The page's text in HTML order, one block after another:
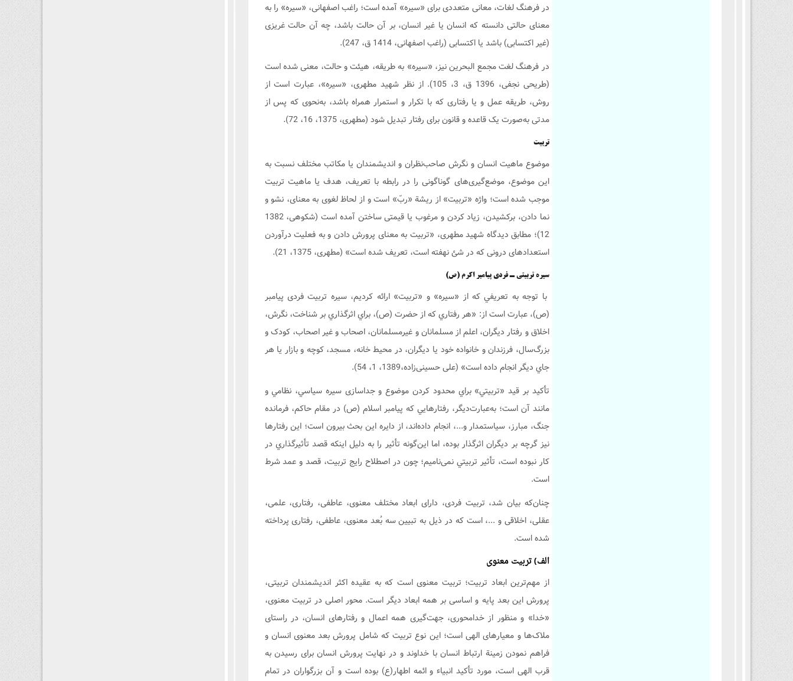
در فرهنگ لغات، معانی متعددی برای «سیره» آمده است؛ راغب اصفهانی، «سیره» را به
معنای حالتی دانسته که انسان یا غیر انسان، بر آن‏ حالت باشد، چه آن حالت غریزی
(غیر اکتسابی) باشد یا اکتسابی (راغب اصفهانی، 1414 ق، 247).
در فرهنگ لغت مجمع البحرین نیز، «سیره» به طریقه، هیئت و حالت، معنی شده است
(طریحی نجفی، 1396 ق، 3، 105). از نظر شهید مطهری، «سیره»، عبارت است از
روش، طریقه عمل و یا رفتاری که با تکرار و استمرار همراه باشد، به‌نحوی‌ که پس از
مدتی به‌صورت یک قاعده و قانون برای رفتار تبدیل شود (مطهری، 1375، 16، 72).
تربیت
موضوع ماهیت انسان‏ و نگرش صاحب‌نظران و اندیشمندان یا مکاتب مختلف نسبت به
این موضوع‏، موضع‌گیری‌های گوناگونی را در رابطه با تعریف، هدف یا ماهیت‏ تربیت
موجب شده است؛ واژه «تربیت» از ریشة «ربّ» است و از لحاظ لغوی به معنای، نشو و
نما دادن، برکشیدن، زیاد کردن و مرغوب یا قیمتی ساختن آمده است (شکوهی، 1382
12)؛ مطابق دیدگاه شهید مطهری، «تربیت به معنای پرورش دادن و به فعلیت درآوردن‏
استعدادهای درونی که در شئ نهفته است، تعریف شده است» (مطهری، 1375، 21).
سیره تربیتی ـ فردی پیامبر اکرم(ص)
با توجه به تعريفي که از «سيره» و «تربيت» ارائه کرديم، سيره تربيت فردی پیامبر
(ص)، عبارت است از: «هر رفتاري که از حضرت (ص)، براي اثرگذاري بر شناخت، نگرش،
اخلاق و رفتار ديگران، اعلم از مسلمانان و غیرمسلمانان، اصحاب و غير اصحاب، کودک و
بزرگ‌سال، فرزندان و خانواده خود يا ديگران، در محيط خانه، مسجد، کوچه و بازار يا هر
جاي ديگر انجام داده است» (علی حسینی‌زاده،1389، 1، 54).
تأکيد بر قيد «تربيتي» براي محدود کردن موضوع و جداسازی سيره سياسي، نظامي و
مانند آن است؛ به‌عبارت‌دیگر، رفتارهايي که پیامبر اسلام (ص) در مقام حاکم، فرمانده
جنگ، مبارز، سياستمدار و...، انجام داده‌اند، از دايره اين بحث بيرون است؛ اين رفتارها
نيز گرچه بر ديگران اثرگذار بوده، اما این‌گونه تأثير را به دليل اينکه قصد تأثيرگذاري در
کار نبوده است، تأثير تربيتي نمی‌نامیم؛ چون در اصطلاح رايج تربيت، قصد و عمد شرط
است.
چنان‌که بیان شد، تربیت فردی، دارای ابعاد مختلف معنوی، عاطفى، رفتاری، علمی،
عقلی، اخلاقی و ...، است که در ذیل به تبیین سه بُعد معنوی، عاطفی، رفتاری پرداخته
شده است.
الف) تربیت معنوی
از مهم‌ترین ابعاد تربیت؛ تربیت معنوى است که به‏ عقیده اکثر اندیشمندان تربیتی،
پرورش این بعد پایه و اساسی بر همه ابعاد دیگر است. محور اصلی در تربیت معنوی،
«خدا» و منظور از خدامحوری، جهت‌گیری همه اعمال و رفتارهای انسان، در راستای
ملاک‌ها و معیارهای الهی است؛ این نوع تربیت که شامل پرورش بعد معنوى انسان و
فراهم ‏نمودن زمینة ارتباط انسان با خداوند و در نهایت پرورش انسان ‏براى رسیدن به
قرب الهى است، مورد تأکید انبیاء و ائمه اطهار(ع) بوده است و آن بزرگواران‏ در تمام